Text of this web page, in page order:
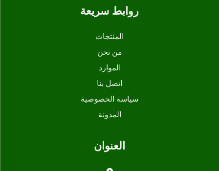
روابط سريعة
المنتجات
من نحن
الموارد
اتصل بنا
سياسة الخصوصية
المدونة
العنوان